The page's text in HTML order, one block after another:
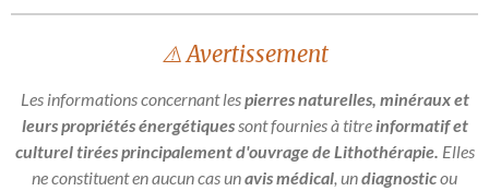
⚠️ Avertissement
Les informations concernant lespierres naturelles, minéraux et
leurs propriétés énergétiquessont fournies à titreinformatif et
culturel tirées principalement d'ouvrage de Lithothérapie. Elles
ne constituent en aucun cas unavis médical, undiagnosticou